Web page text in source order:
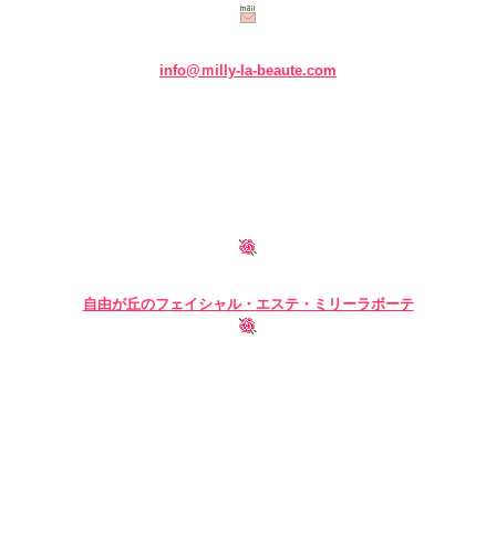
info@ｍilly-la-beaute.com
自由が丘のフェイシャル・ エステ・ミリーラボーテ